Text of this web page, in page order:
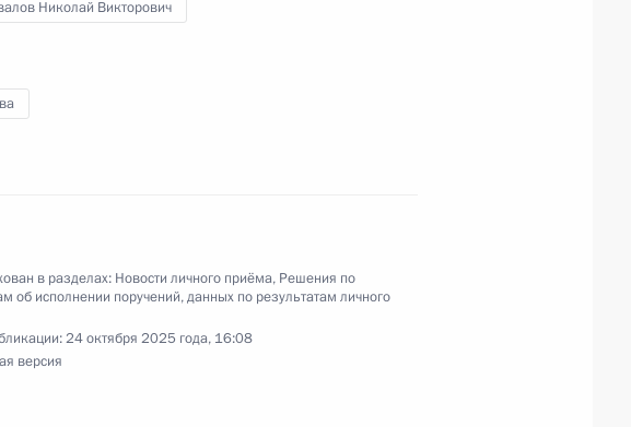
провел в Приёмной Президента Российской
личный приём граждан
личного приёма, проведённого
Федерации руководителем Главного
приставов по городу Москве Николаем
Николай Викторович
в разделах: Новости личного приёма, Решения по
об исполнении поручений, данных по результатам личного
24 октября 2025 года, 16:08
версия